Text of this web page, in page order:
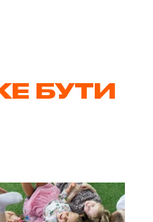
БУТИ